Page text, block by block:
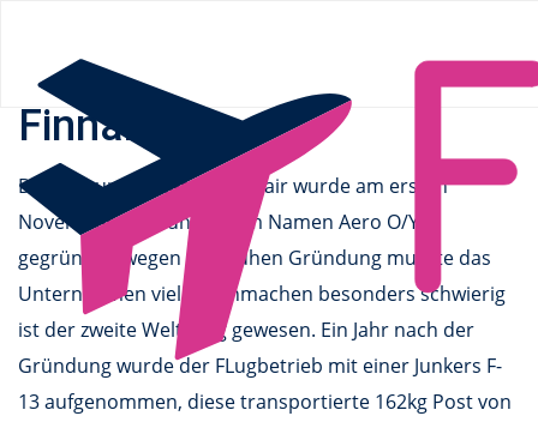
Finnair
Das Flugunternhemen Finnair wurde am ersten
November 1923 unter dem Namen Aero O/Y
gegründet, wegen der frühen Gründung musste das
Unternehmen viel durchmachen besonders schwierig
ist der zweite Weltkrieg gewesen. Ein Jahr nach der
Gründung wurde der FLugbetrieb mit einer Junkers F-
13 aufgenommen, diese transportierte 162kg Post von